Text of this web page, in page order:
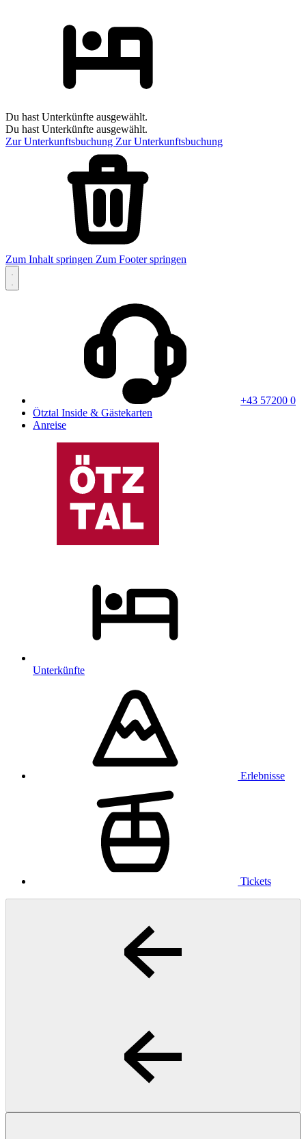
Du hast Unterkünfte ausgewählt.
Du hast Unterkünfte ausgewählt.
Zur Unterkunftsbuchung Zur Unterkunftsbuchung
Zum Inhalt springen Zum Footer springen
+43 57200 0
Ötztal Inside & Gästekarten
Anreise
Unterkünfte
Erlebnisse
Tickets